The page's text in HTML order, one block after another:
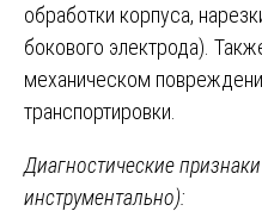
обработки корпуса,
бокового электрода).
механическом
транспортировки.
Диагностические
инструментально):